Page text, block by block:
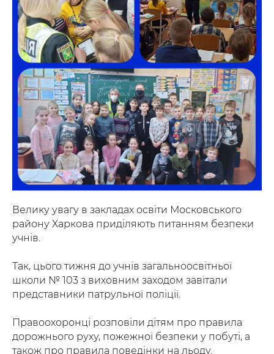
Велику увагу в закладах освіти Московського
району Харкова приділяють питанням безпеки
учнів.
Так, цього тижня до учнів загальноосвітньої
школи № 103 з виховним заходом завітали
представники патрульної поліції.
Правоохоронці розповіли дітям про правила
дорожнього руху, пожежної безпеки у побуті, а
також про правила поведінки на льоду.